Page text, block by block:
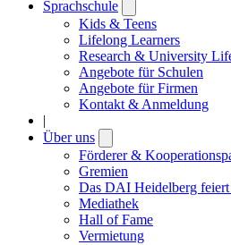
Sprachschule
submenu
Kids & Teens
Lifelong Learners
Research & University
Angebote für Schulen
Angebote für Firmen
Kontakt & Anmeldung
|
Über uns
submenu
Förderer &
Gremien
Das DAI Heidelberg
Mediathek
Hall of Fame
Vermietung